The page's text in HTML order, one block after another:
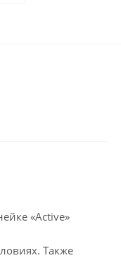
«Active»
Также